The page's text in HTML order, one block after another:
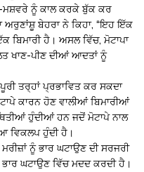
ਨੂੰ ਕਾਲ ਕਰਕੇ ਬੁੱਕ ਕਰ
ਬੇਹਰਾ ਨੇ ਕਿਹਾ, “ਇਹ ਇੱਕ
ਬਿਮਾਰੀ ਹੈ। ਅਸਲ ਵਿੱਚ, ਮੋਟਾਪਾ
ਖਾਣ-ਪੀਣ ਦੀਆਂ ਆਦਤਾਂ ਨੂੰ
ਤਰ੍ਹਾਂ ਪ੍ਰਭਾਵਿਤ ਕਰ ਸਕਦਾ
ਕਾਰਨ ਹੋਣ ਵਾਲੀਆਂ ਬਿਮਾਰੀਆਂ
ਹੁੰਦੀਆਂ ਹਨ ਜਦੋਂ ਮੋਟਾਪੇ ਨਾਲ
ਵਿਕਲਪ ਹੁੰਦੀ ਹੈ।
ਨੂੰ ਭਾਰ ਘਟਾਉਣ ਦੀ ਸਰਜਰੀ
ਘਟਾਉਣ ਵਿੱਚ ਮਦਦ ਕਰਦੀ ਹੈ।